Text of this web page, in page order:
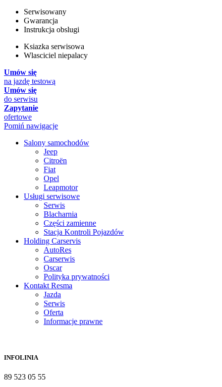
Serwisowany
Gwarancja
Instrukcja obslugi
Ksiazka serwisowa
Wlasciciel niepalacy
Umów się
na jazdę testową
Umów się
do serwisu
Zapytanie
ofertowe
Pomiń nawigacje
Salony samochodów
Jeep
Citroën
Fiat
Opel
Leapmotor
Usługi serwisowe
Serwis
Blacharnia
Części zamienne
Stacja Kontroli Pojazdów
Holding Carservis
AutoRes
Carserwis
Oscar
Polityka prywatności
Kontakt Resma
Jazda
Serwis
Oferta
Informacje prawne
INFOLINIA
89 523 05 55